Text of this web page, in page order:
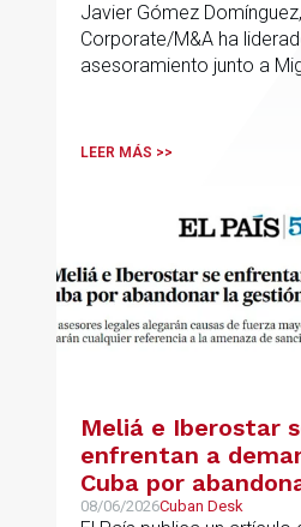
Palmera
Javier Gómez
Corporate/M&A ha
asesoramiento junto a
LEER MÁS >>
Meliá e Iberostar
enfrentan a
Cuba por
gestión de los
08/06/2026Cuban Desk